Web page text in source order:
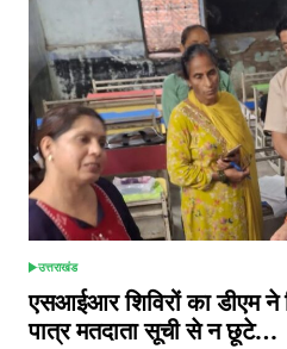
POSTED
IN
उत्तराखंड
एसआईआर शिविरों का डीएम ने
पात्र मतदाता सूची से न छूटे…